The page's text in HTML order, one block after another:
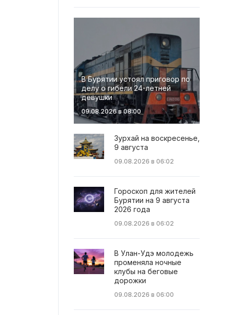
В Бурятии устоял приговор по
делу о гибели 24-летней
девушки
09.08.2026 в 08:00
Зурхай на воскресенье,
9 августа
09.08.2026 в 06:02
Гороскоп для жителей
Бурятии на 9 августа
2026 года
09.08.2026 в 06:02
В Улан-Удэ молодежь
променяла ночные
клубы на беговые
дорожки
09.08.2026 в 06:00